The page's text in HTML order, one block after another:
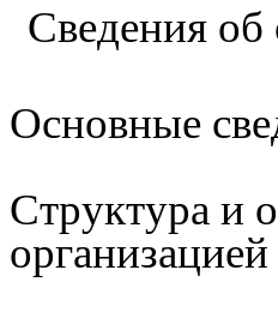
Сведения об
Основные
Структура и
организацией